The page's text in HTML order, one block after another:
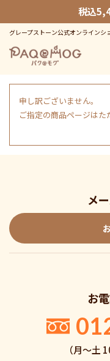
税込
グレープストーン公式オンラインシ
申し訳ございません。
ご指定の商品ページはた
メ
お
（月〜土